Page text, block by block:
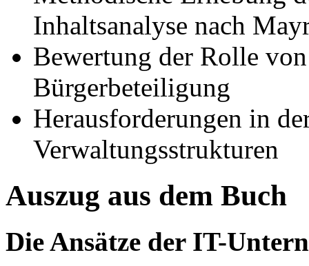
Inhaltsanalyse nach
Bewertung der Rolle
Bürgerbeteiligung
Herausforderungen in
Verwaltungsstrukturen
Auszug aus dem Buch
Die Ansätze der IT-